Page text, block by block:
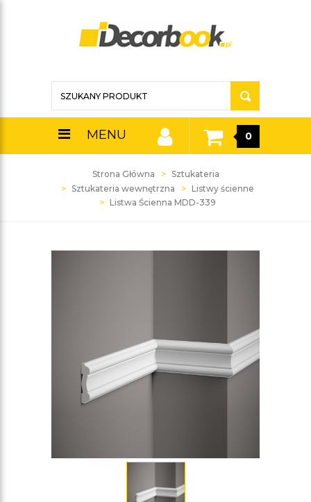
MENU 0
Strona Główna
Sztukateria
Sztukateria wewnętrzna
Listwy ścienne
Listwa Ścienna MDD-339